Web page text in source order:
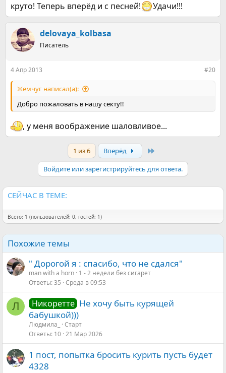
круто! Теперь вперёд и с песней!
Удачи!!!
delovaya_kolbasa
Писатель
4 Апр 2013 #20
Жемчуг написал(а):
Добро пожаловать в нашу секту!!
, у меня воображение шаловливое...
1 из 6 Вперёд
Войдите или зарегистрируйтесь для ответа.
СЕЙЧАС В ТЕМЕ:
Всего: 1 (пользователей: 0, гостей: 1)
Похожие темы
" Дорогой я : спасибо, что не сдался"
man with a horn 1 - 2 недели без сигарет
Ответы 35 Среда в 09:53
Л Никоретте Не хочу быть курящей
бабушкой)))
Людмила_
Старт
Ответы 10 21 Мар 2026
1 пост, попытка бросить курить пусть будет
4328